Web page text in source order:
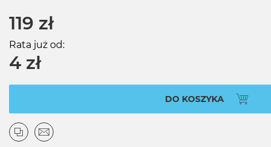
119 zł
Rata już od:
4 zł
DO KOSZYKA